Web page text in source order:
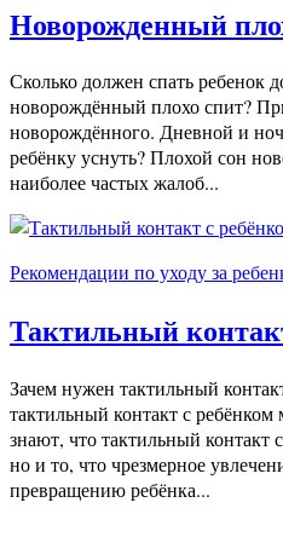
Новорожденный
Сколько должен спать ребенок
новорождённый плохо спит?
новорождённого. Дневной и
ребёнку уснуть? Плохой сон
наиболее частых жалоб...
Рекомендации по уходу за
Тактильный
Зачем нужен тактильный
тактильный контакт с
знают, что тактильный контакт
но и то, что чрезмерное
превращению ребёнка...